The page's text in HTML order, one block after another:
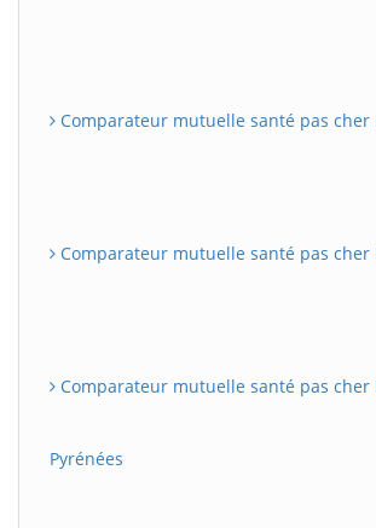
Comparateur mutuelle santé pas cher
Comparateur mutuelle santé pas cher
Comparateur mutuelle santé pas cher
Pyrénées